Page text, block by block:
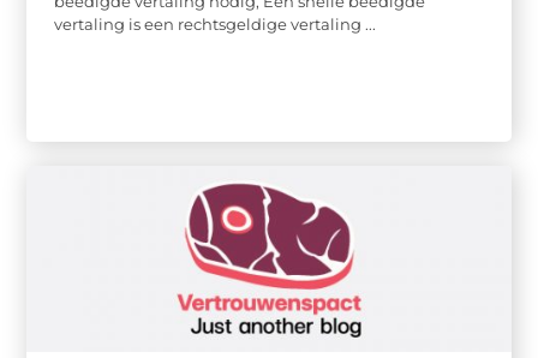
vertaling is een rechtsgeldige vertaling ...